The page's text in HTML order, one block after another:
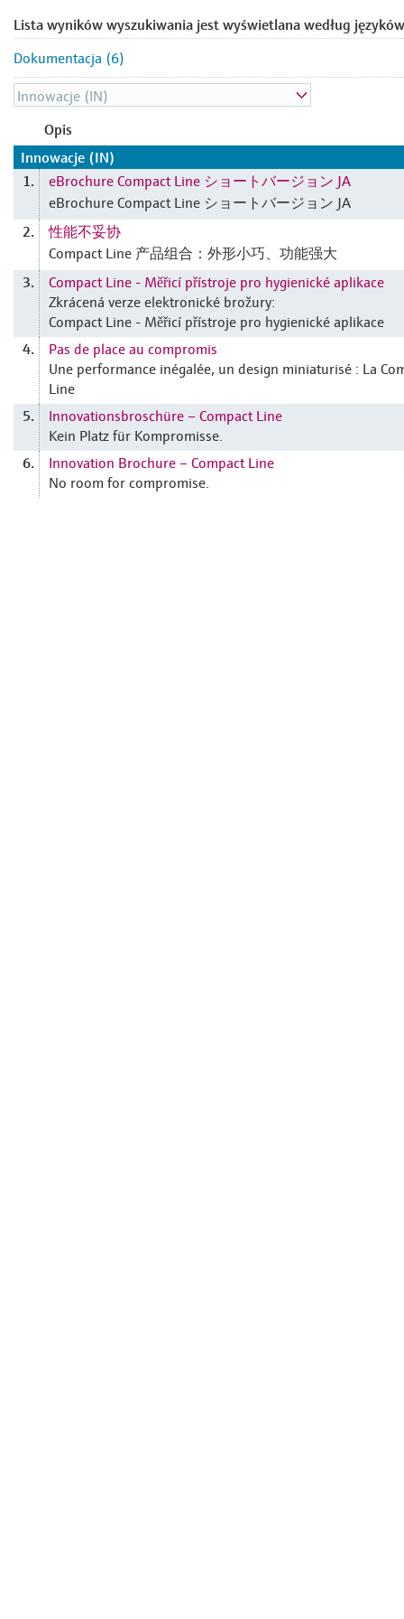
Lista wyników wyszukiwania jest wyświetlana według
Dokumentacja (6)
Opis
Innowacje (IN)
1.
eBrochure Compact Line ショートバージョン JA
eBrochure Compact Line ショートバージョン JA
2.
性能不妥协
Compact Line 产品组合：外形小巧、功能强大
3.
Compact Line - Měřicí přístroje pro hygienické aplikace
Zkrácená verze elektronické brožury:
Compact Line - Měřicí přístroje pro hygienické aplikace
4.
Pas de place au compromis
Une performance inégalée, un design miniaturisé : La
Line
5.
Innovationsbroschüre – Compact Line
Kein Platz für Kompromisse.
6.
Innovation Brochure – Compact Line
No room for compromise.